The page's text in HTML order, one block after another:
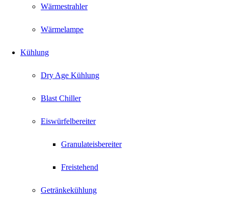
Wärmestrahler
Wärmelampe
Kühlung
Dry Age Kühlung
Blast Chiller
Eiswürfelbereiter
Granulateisbereiter
Freistehend
Getränkekühlung